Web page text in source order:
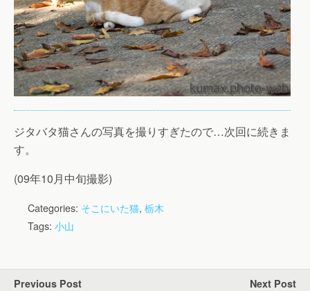
ジタバタ猫さんの写真を撮りすぎたので…次回に続きま
す。
(09年10月中旬撮影)
Categories: そこにいた猫, 栃木
Tags: 小山
Previous Post Next Post